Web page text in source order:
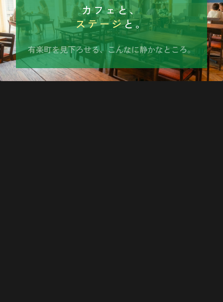
カフェと、
ステージと。
有楽町を見下ろせる、こんなに静かなところ。